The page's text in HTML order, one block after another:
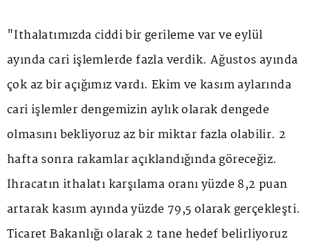
"İthalatımızda ciddi bir gerileme var ve eylül
ayında cari işlemlerde fazla verdik. Ağustos ayında
çok az bir açığımız vardı. Ekim ve kasım aylarında
cari işlemler dengemizin aylık olarak dengede
olmasını bekliyoruz az bir miktar fazla olabilir. 2
hafta sonra rakamlar açıklandığında göreceğiz.
İhracatın ithalatı karşılama oranı yüzde 8,2 puan
artarak kasım ayında yüzde 79,5 olarak gerçekleşti.
Ticaret Bakanlığı olarak 2 tane hedef belirliyoruz